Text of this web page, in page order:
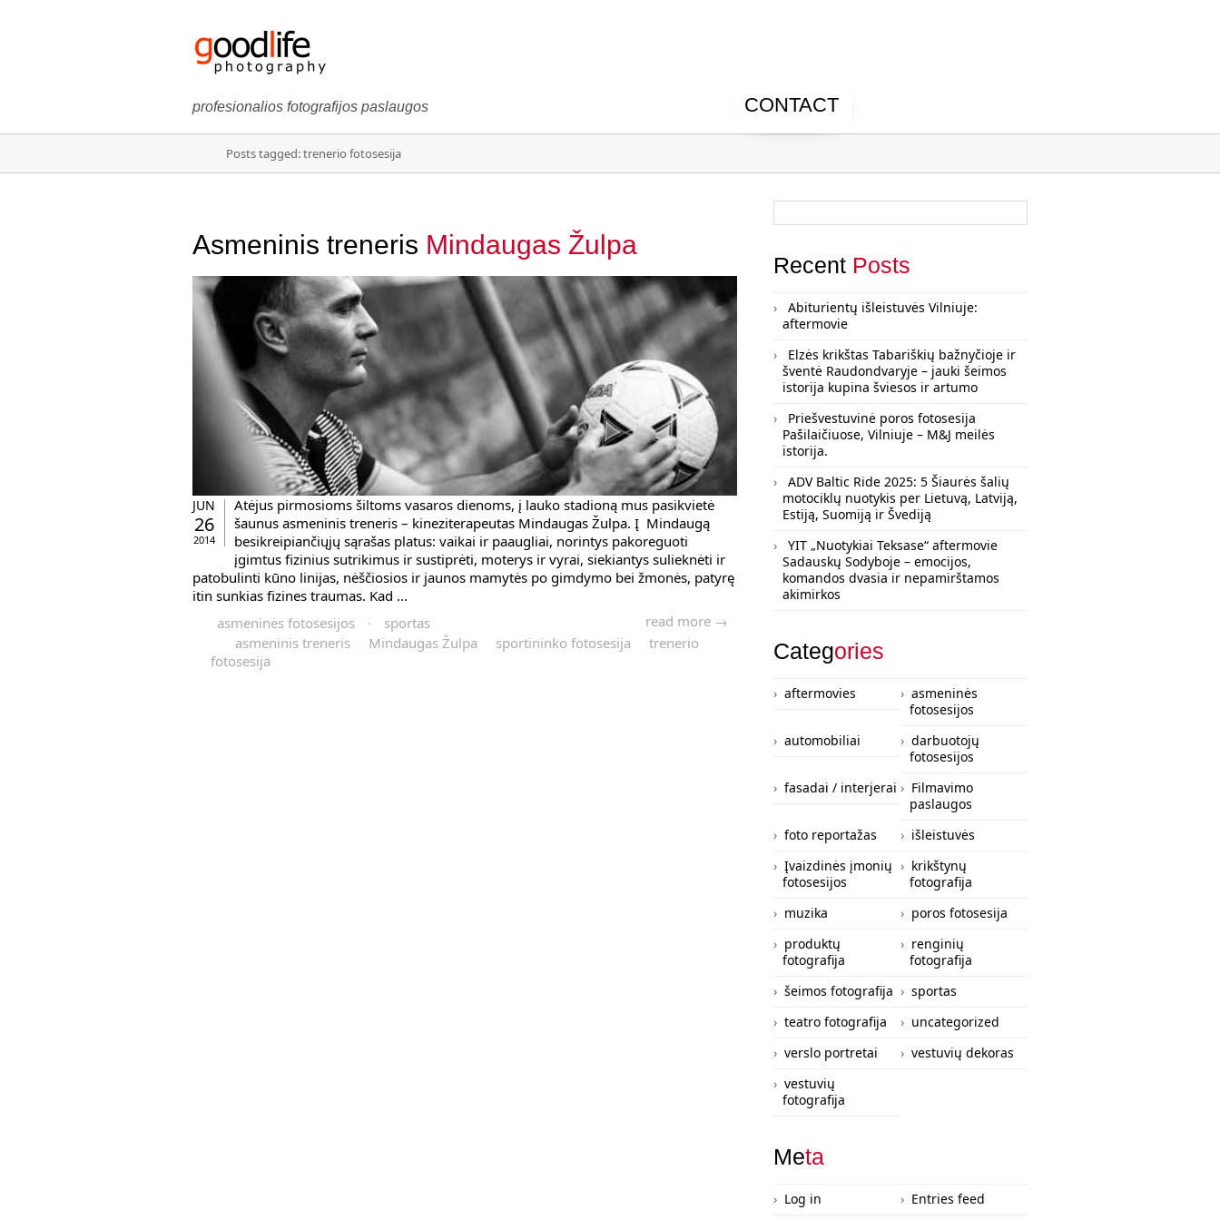
profesionalios fotografijos paslaugos CONTACT
Posts tagged: trenerio fotosesija
Asmeninis treneris Mindaugas Žulpa
JUN
26
2014
Atėjus pirmosioms šiltoms vasaros dienoms, į lauko stadioną mus pasikvietė
šaunus asmeninis treneris – kineziterapeutas Mindaugas Žulpa. Į Mindaugą
besikreipiančiųjų sąrašas platus: vaikai ir paaugliai, norintys pakoreguoti
įgimtus fizinius sutrikimus ir sustiprėti, moterys ir vyrai, siekiantys sulieknėti ir
patobulinti kūno linijas, nėščiosios ir jaunos mamytės po gimdymo bei žmonės, patyrę
itin sunkias fizines traumas. Kad ...
read more →
asmeninės fotosesijos ·
sportas
asmeninis treneris
Mindaugas Žulpa sportininko fotosesija
trenerio
fotosesija
Recent Posts
Abiturientų išleistuvės Vilniuje:
aftermovie
Elzės krikštas Tabariškių bažnyčioje ir
šventė Raudondvaryje – jauki šeimos
istorija kupina šviesos ir artumo
Priešvestuvinė poros fotosesija
Pašilaičiuose, Vilniuje – M&J meilės
istorija.
ADV Baltic Ride 2025: 5 Šiaurės šalių
motociklų nuotykis per Lietuvą, Latviją,
Estiją, Suomiją ir Švediją
YIT „Nuotykiai Teksase“ aftermovie
Sadauskų Sodyboje – emocijos,
komandos dvasia ir nepamirštamos
akimirkos
Categories
aftermovies
asmeninės
fotosesijos
automobiliai
darbuotojų
fotosesijos
fasadai / interjerai
Filmavimo
paslaugos
foto reportažas
išleistuvės
Įvaizdinės įmonių
fotosesijos
krikštynų
fotografija
muzika
poros fotosesija
produktų
fotografija
renginių
fotografija
šeimos fotografija
sportas
teatro fotografija
uncategorized
verslo portretai
vestuvių dekoras
vestuvių
fotografija
Meta
Log in Entries feed